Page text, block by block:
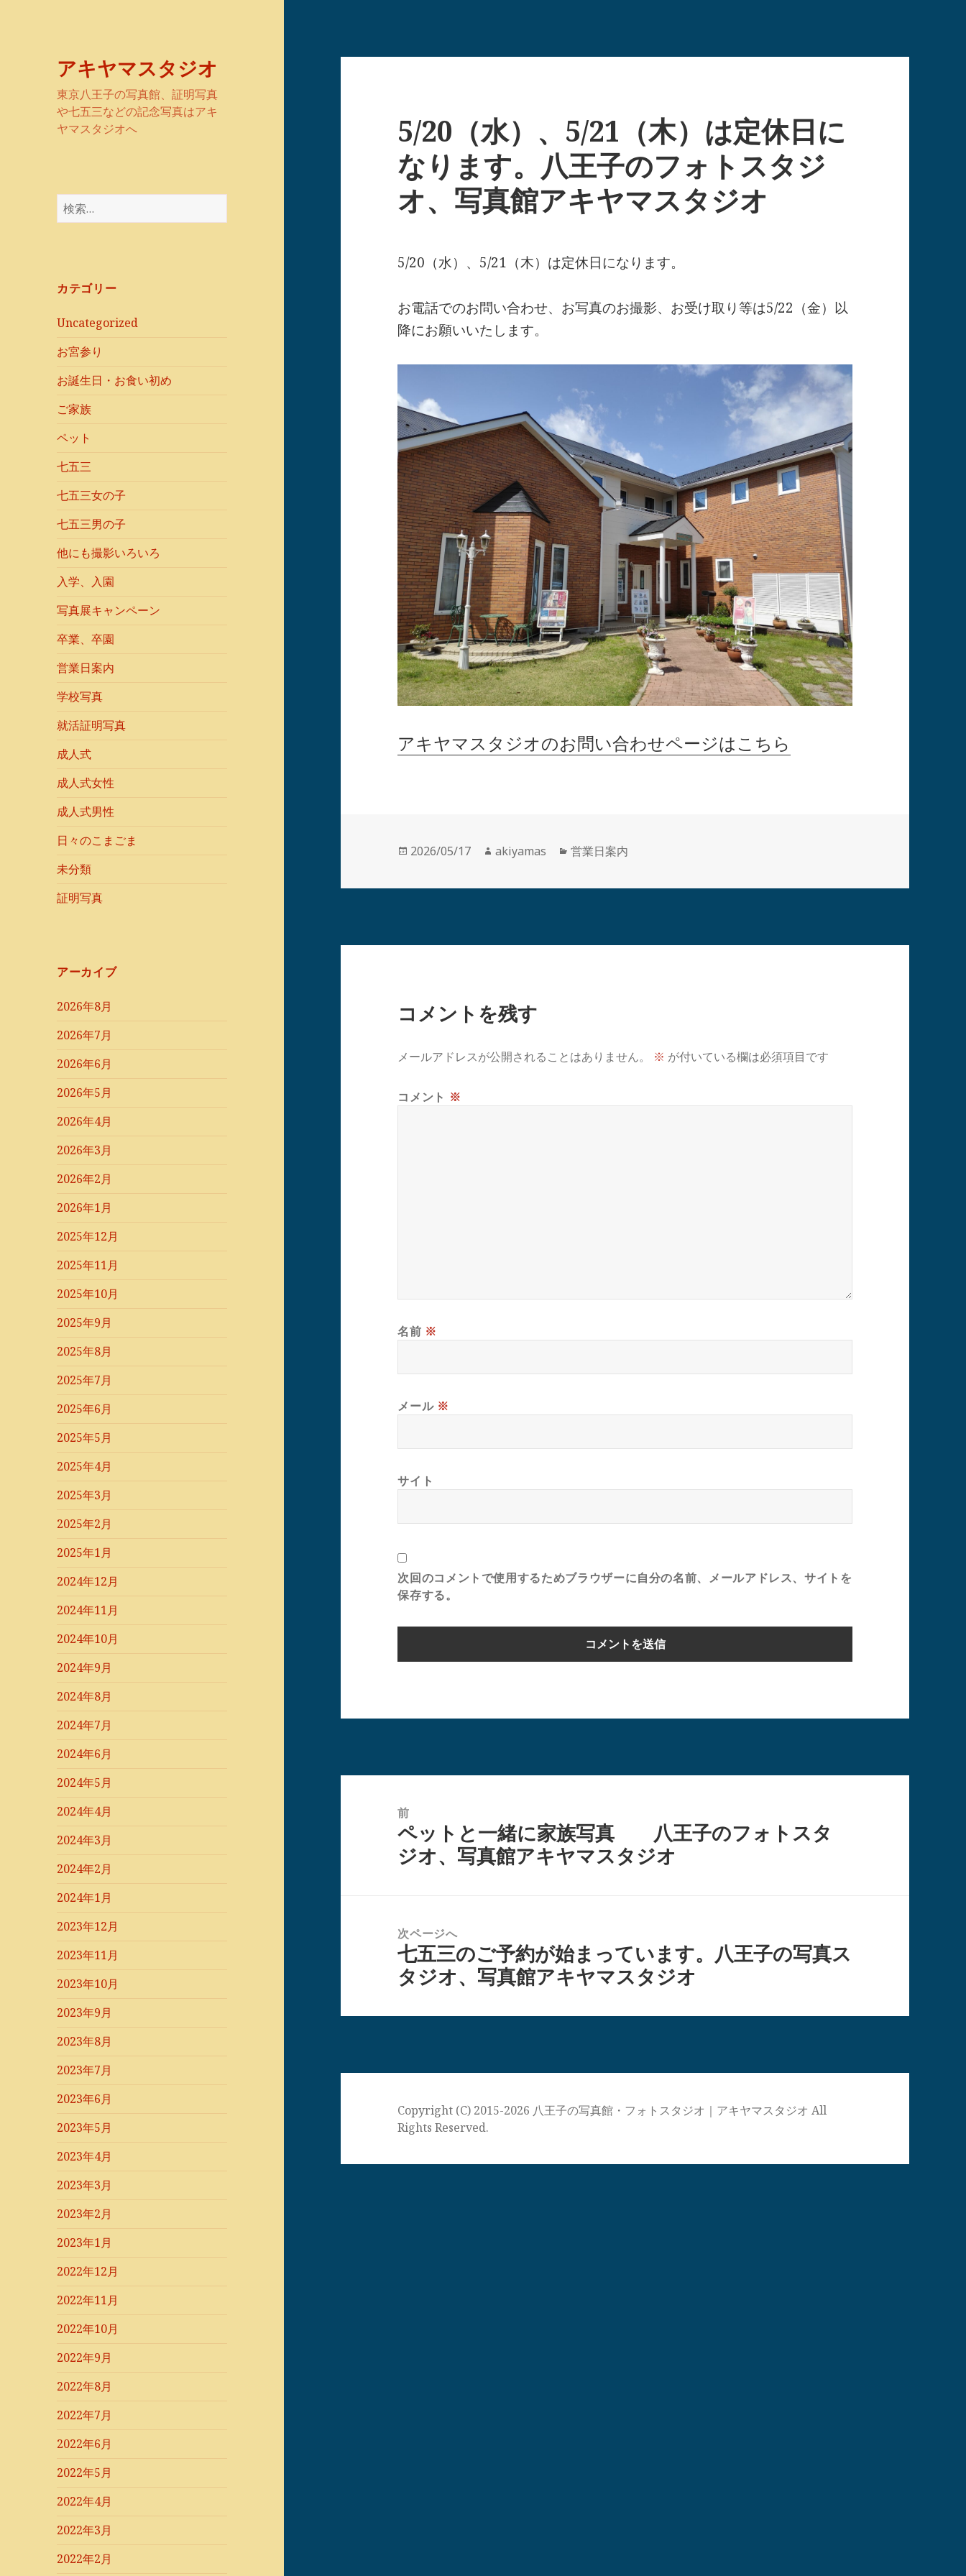
アキヤマスタジオ
東京八王子の写真館、証明写真
や七五三などの記念写真はアキ
ヤマスタジオへ
検
索:
カテゴリー
Uncategorized
お宮参り
お誕生日・お食い初め
ご家族
ペット
七五三
七五三女の子
七五三男の子
他にも撮影いろいろ
入学、入園
写真展キャンペーン
卒業、卒園
営業日案内
学校写真
就活証明写真
成人式
成人式女性
成人式男性
日々のこまごま
未分類
証明写真
アーカイブ
2026年8月
2026年7月
2026年6月
2026年5月
2026年4月
2026年3月
2026年2月
2026年1月
2025年12月
2025年11月
2025年10月
2025年9月
2025年8月
2025年7月
2025年6月
2025年5月
2025年4月
2025年3月
2025年2月
2025年1月
2024年12月
2024年11月
2024年10月
2024年9月
2024年8月
2024年7月
2024年6月
2024年5月
2024年4月
2024年3月
2024年2月
2024年1月
2023年12月
2023年11月
2023年10月
2023年9月
2023年8月
2023年7月
2023年6月
2023年5月
2023年4月
2023年3月
2023年2月
2023年1月
2022年12月
2022年11月
2022年10月
2022年9月
2022年8月
2022年7月
2022年6月
2022年5月
2022年4月
2022年3月
2022年2月
5/20（水）、5/21（木）は定休日に
なります。八王子のフォトスタジ
オ、写真館アキヤマスタジオ
5/20（水）、5/21（木）は定休日になります。
お電話でのお問い合わせ、お写真のお撮影、お受け取り等は5/22（金）以
降にお願いいたします。
アキヤマスタジオのお問い合わせページはこちら
投
日:
2026/05/17
作
者
akiyamas
カ
ゴ
営業日案内
コメントを残す
メールアドレスが公開されることはありません。 ※ が付いている欄は必須項目です
コメント ※
名前 ※
メール ※
サイト
次回のコメントで使用するためブラウザーに自分の名前、メールアドレス、サイトを
保存する。
前
前
の
ペットと一緒に家族写真 八王子のフォトスタ
ジオ、写真館アキヤマスタジオ
次ページへ
次
の
稿:
七五三のご予約が始まっています。八王子の写真ス
タジオ、写真館アキヤマスタジオ
Copyright (C) 2015-2026 八王子の写真館・フォトスタジオ｜アキヤマスタジオ All
Rights Reserved.